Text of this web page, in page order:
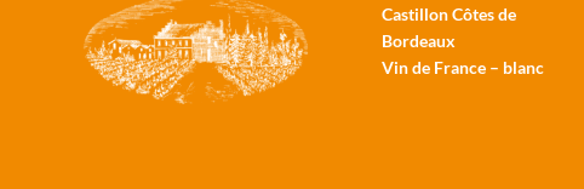
Castillon Côtes de
Bordeaux
Vin de France – blanc